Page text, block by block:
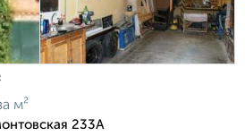
м²
233А